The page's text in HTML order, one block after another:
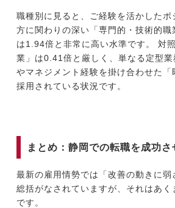
職種別に見ると、ご経験を活かしたポ
方に関わりの深い「専門的・技術的職
は1.94倍と非常に高い水準です。 対
業」は0.41倍と厳しく、単なる定型
やマネジメント経験を掛け合わせた「
採用されている状況です。
まとめ：静岡での転職を成功さ
最新の雇用情勢では「改善の動きに弱
総括がなされていますが、それはあく
です。